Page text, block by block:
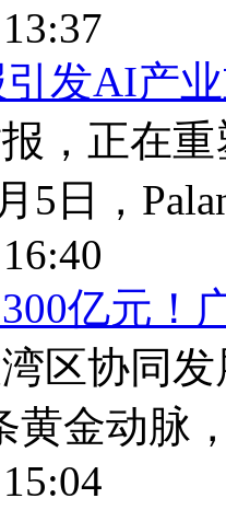
引发AI产
正在重
，
亿元！
区协同
黄金动脉